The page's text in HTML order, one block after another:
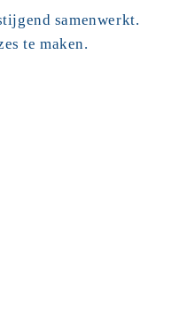
samenwerkt.
te maken.